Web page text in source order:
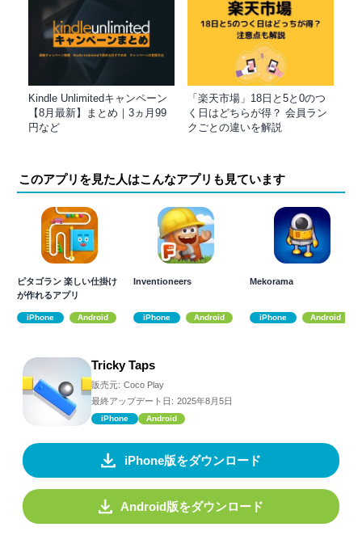
Kindle Unlimitedキャンペーン
【8月最新】まとめ｜3ヵ月99
円など
「楽天市場」18日と5と0のつ
く日はどちらが得？ 会員ラン
クごとの違いを解説
このアプリを見た人はこんなアプリも見ています
ピタゴラン 楽しい仕掛け
が作れるアプリ
iPhone Android
Inventioneers
iPhone Android
Mekorama
iPhone Android
Tricky Taps
販売元: Coco Play
最終アップデート日: 2025年8月5日
iPhone Android
iPhone版をダウンロード
Android版をダウンロード